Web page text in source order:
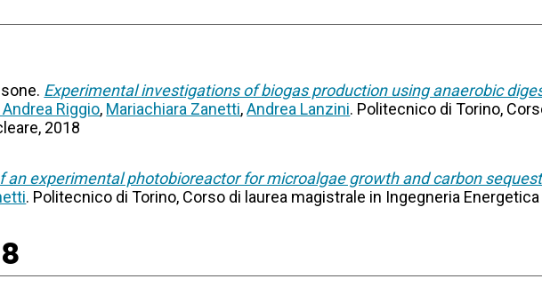
Experimental investigations of biogas production using anaerobic
Riggio, Mariachiara Zanetti,Andrea Lanzini. Politecnico di Torino,
2018
an experimental photobioreactor for microalgae growth and carbon
. Politecnico di Torino, Corso di laurea magistrale in Ingegneria